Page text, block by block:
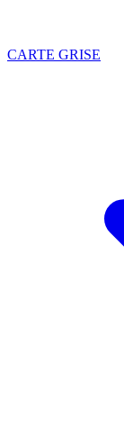
CARTE GRISE